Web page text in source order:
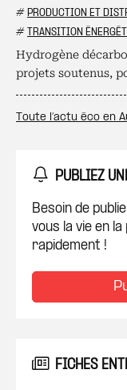
# PRODUCTION ET
# TRANSITION
Hydrogène
projets soutenus,
Toute l’actu éco en
PUBLIEZ
Besoin de
vous la vie en
rapidement !
FICHES